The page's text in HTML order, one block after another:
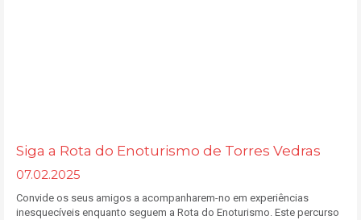
Siga a Rota do Enoturismo de Torres Vedras
07.02.2025
Convide os seus amigos a acompanharem-no em experiências
inesquecíveis enquanto seguem a Rota do Enoturismo. Este percurso